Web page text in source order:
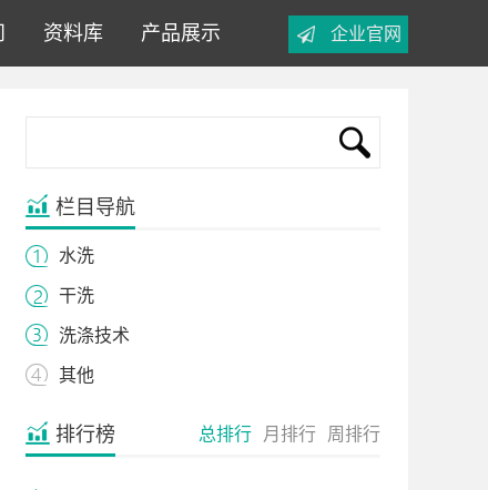
资料库 产品展示 企业官网
栏目导航
水洗
干洗
洗涤技术
其他
总排行 月排行 周排行
排行榜